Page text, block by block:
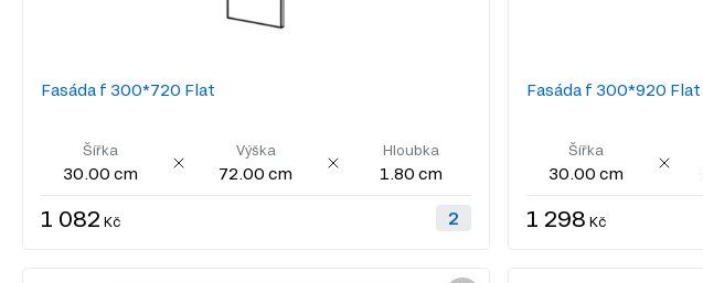
Fasáda f 300*720 Flat
Šířka
30.00 cm
Výška
72.00 cm
Hloubka
1.80 cm
1 082 Kč
Fasáda f 300*920 Flat
Šířka
30.00 cm
1 298 Kč